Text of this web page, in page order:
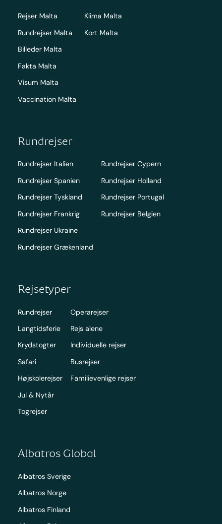
Rejser Malta
Rundrejser Malta
Billeder Malta
Fakta Malta
Visum Malta
Vaccination Malta
Klima Malta
Kort Malta
Rundrejser
Rundrejser Italien
Rundrejser Spanien
Rundrejser Tyskland
Rundrejser Frankrig
Rundrejser Ukraine
Rundrejser Grækenland
Rundrejser Cypern
Rundrejser Holland
Rundrejser Portugal
Rundrejser Belgien
Rejsetyper
Rundrejser
Langtidsferie
Krydstogter
Safari
Højskolerejser
Jul & Nytår
Togrejser
Operarejser
Rejs alene
Individuelle rejser
Busrejser
Familievenlige rejser
Albatros Global
Albatros Sverige
Albatros Norge
Albatros Finland